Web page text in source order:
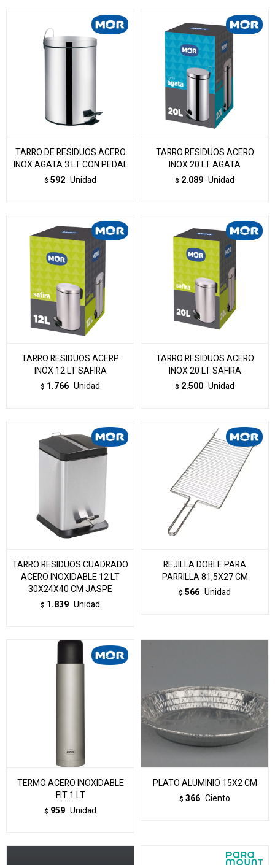
TARRO DE RESIDUOS ACERO
INOX AGATA 3 LT CON PEDAL
$ 592 Unidad
TARRO RESIDUOS ACERO
INOX 20 LT AGATA
$ 2.089 Unidad
TARRO RESIDUOS ACERP
INOX 12 LT SAFIRA
$ 1.766 Unidad
TARRO RESIDUOS ACERO
INOX 20 LT SAFIRA
$ 2.500 Unidad
TARRO RESIDUOS CUADRADO
ACERO INOXIDABLE 12 LT
30X24X40 CM JASPE
$ 1.839 Unidad
REJILLA DOBLE PARA
PARRILLA 81,5X27 CM
$ 566 Unidad
TERMO ACERO INOXIDABLE
FIT 1 LT
$ 959 Unidad
PLATO ALUMINIO 15X2 CM
$ 366 Ciento